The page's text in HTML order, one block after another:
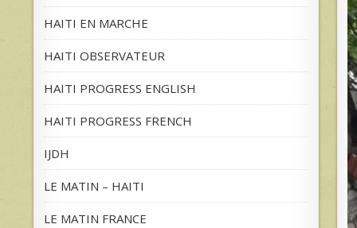
HAITI EN MARCHE
HAITI OBSERVATEUR
HAITI PROGRESS ENGLISH
HAITI PROGRESS FRENCH
IJDH
LE MATIN – HAITI
LE MATIN FRANCE